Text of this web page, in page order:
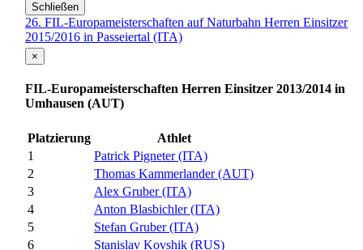
Schließen
26. FIL-Europameisterschaften auf Naturbahn Herren Einsitzer
2015/2016 in Passeiertal (ITA)
×
FIL-Europameisterschaften Herren Einsitzer 2013/2014 in
Umhausen (AUT)
Platzierung
Athlet
1
Patrick Pigneter (ITA)
2
Thomas Kammerlander (AUT)
3
Alex Gruber (ITA)
4
Anton Blasbichler (ITA)
5
Stefan Gruber (ITA)
6
Stanislav Kovshik (RUS)